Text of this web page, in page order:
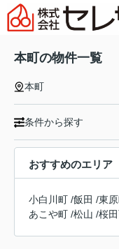
本町の物件一覧
本町
条件から探す
おすすめのエリア
小白川町 /飯田 /東
あこや町 /松山 /桜